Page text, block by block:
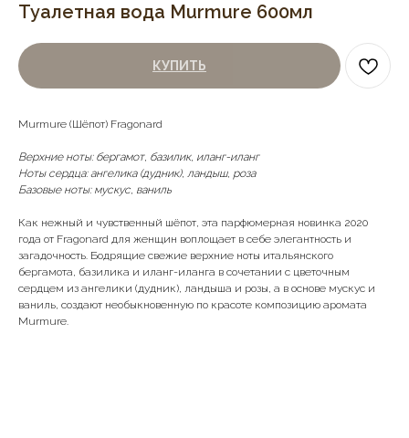
Туалетная вода Murmure 600мл
КУПИТЬ
Murmure (Шёпот) Fragonard
Верхние ноты: бергамот, базилик, иланг-иланг
Ноты сердца: ангелика (дудник), ландыш, роза
Базовые ноты: мускус, ваниль
Как нежный и чувственный шёпот, эта парфюмерная новинка 2020
года от Fragonard для женщин воплощает в себе элегантность и
загадочность. Бодрящие свежие верхние ноты итальянского
бергамота, базилика и иланг-иланга в сочетании с цветочным
сердцем из ангелики (дудник), ландыша и розы, а в основе мускус и
ваниль, создают необыкновенную по красоте композицию аромата
Murmure.